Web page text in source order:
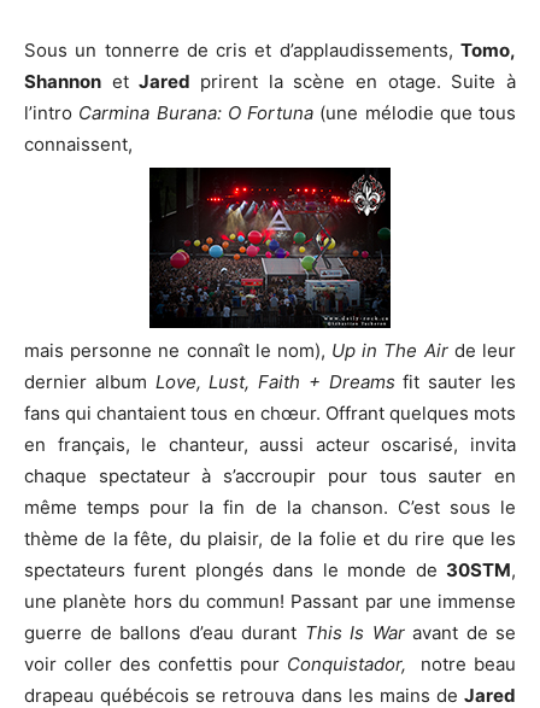
Sous un tonnerre de cris et d’applaudissements, Tomo,
Shannon etJared prirent la scène en otage. Suite à
l’intro Carmina Burana: O Fortuna (une mélodie que tous
connaissent,
mais personne ne connaît le nom), Up in The Airde leur
dernier album Love, Lust, Faith + Dreams fit sauter les
fans qui chantaient tous en chœur. Offrant quelques mots
en français, le chanteur, aussi acteur oscarisé, invita
chaque spectateur à s’accroupir pour tous sauter en
même temps pour la fin de la chanson. C’est sous le
thème de la fête, du plaisir, de la folie et du rire que les
spectateurs furent plongés dans le monde de 30STM,
une planète hors du commun! Passant par une immense
guerre de ballons d’eau durant This Is Waravant de se
voir coller des confettis pour Conquistador,
notre beau
drapeau québécois se retrouva dans les mains de Jared